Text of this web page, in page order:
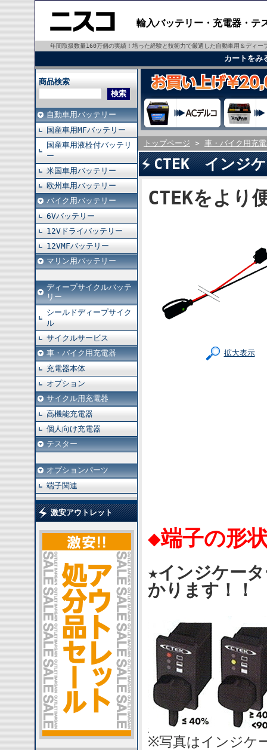
輸入バッテリー・充電器・
年間取扱数量160万個の実績！培った経験と技術力で厳選した自動車用＆ディ
カートをみ
商品検索
自動車用バッテリー
国産車用MFバッテリー
国産車用液栓付バッテリ
ー
米国車用バッテリー
欧州車用バッテリー
バイク用バッテリー
6Vバッテリー
12Vドライバッテリー
12VMFバッテリー
マリン用バッテリー
ディープサイクルバッテ
リー
シールドディープサイク
ル
サイクルサービス
車・バイク用充電器
充電器本体
オプション
サイクル用充電器
高機能充電器
個人向け充電器
テスター
オプションパーツ
端子関連
激安アウトレット
トップページ > 車・バイク用充
CTEK インジ
CTEKをより
拡大表示
◆端子の形
★インジケー
かります！！
※写真はインジケ